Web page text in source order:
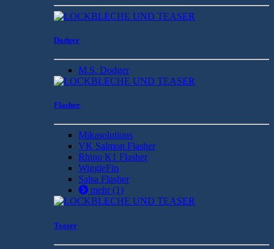
Dodger
M.S. Dodger
Flasher
Mikasolutions
VK Salmon Flasher
Rhino K1 Flasher
WiggleFin
Salsa Flasher
mehr(1)
Teaser